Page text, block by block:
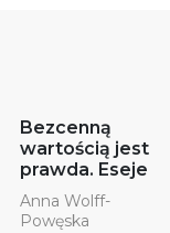
Bezcenną
wartością jest
prawda. Eseje
Anna Wolff-
Powęska